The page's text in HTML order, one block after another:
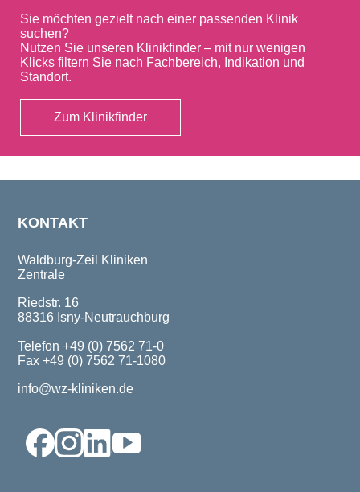
Sie möchten gezielt nach einer passenden Klinik
suchen?
Nutzen Sie unseren Klinikfinder – mit nur wenigen
Klicks filtern Sie nach Fachbereich, Indikation und
Standort.
Zum Klinikfinder
KONTAKT
Waldburg-Zeil Kliniken
Zentrale
Riedstr. 16
88316 Isny-Neutrauchburg
Telefon +49 (0) 7562 71-0
Fax +49 (0) 7562 71-1080
info@wz-kliniken.de